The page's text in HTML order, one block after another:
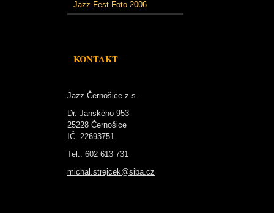
Jazz Fest Foto 2006
KONTAKT
Jazz Černošice z.s.
Dr. Janského 953
25228 Černošice
IČ: 22693751
Tel.: 602 613 731
michal.strejcek@siba.cz